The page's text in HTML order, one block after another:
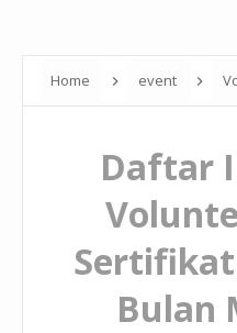
Home event
Daftar
Bulan